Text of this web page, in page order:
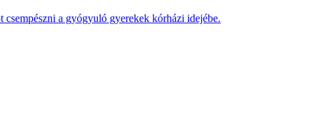
a gyógyuló gyerekek kórházi idejébe.